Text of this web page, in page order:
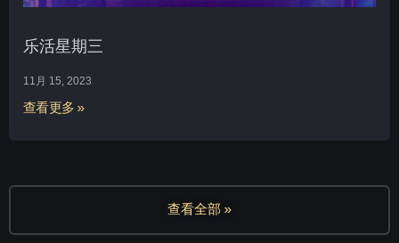
乐活星期三
11月 15, 2023
查看更多 »
查看全部 »